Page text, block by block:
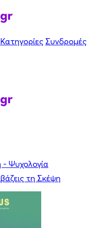
Κατηγορίες Συνδρομές
Ψυχολογία
τη Σκέψη